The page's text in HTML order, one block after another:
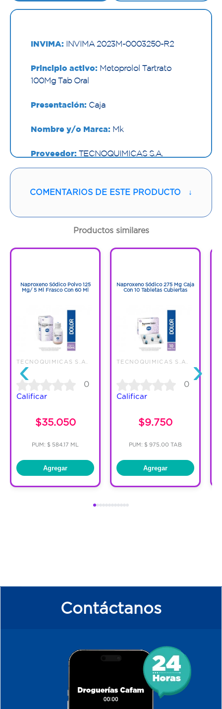
INVIMA: INVIMA 2023M-0003250-R2
Principio activo: Metoprolol Tartrato
100Mg Tab Oral
Presentación: Caja
Nombre y/o Marca: Mk
Proveedor: TECNOQUIMICAS S.A.
30 Tabletas
Código:788517
COMENTARIOS DE ESTE PRODUCTO ↓
Productos similares
‹
Naproxeno Sódico Polvo 125
Mg/ 5 Ml Frasco Con 60 Ml
TECNOQUIMICAS S.A.
0
Calificar
$35.050
PUM: $ 584.17 ML
Agregar
Naproxeno Sódico 275 Mg Caja
Con 10 Tabletas Cubiertas
TECNOQUIMICAS S.A.
0
Calificar
$9.750
PUM: $ 975.00 TAB
Agregar
›
Contáctanos